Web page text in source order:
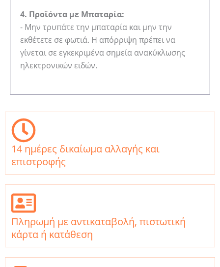
4. Προϊόντα με Μπαταρία:
- Μην τρυπάτε την μπαταρία και μην την
εκθέτετε σε φωτιά. Η απόρριψη πρέπει να
γίνεται σε εγκεκριμένα σημεία ανακύκλωσης
ηλεκτρονικών ειδών.
14 ημέρες δικαίωμα αλλαγής και
επιστροφής
Πληρωμή με αντικαταβολή, πιστωτική
κάρτα ή κατάθεση